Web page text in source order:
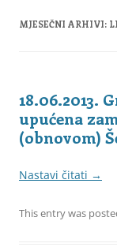
MJESEČNI ARHIVI:
18.06.2013.
upućena
(obnovom)
Nastavi čitati →
This entry was